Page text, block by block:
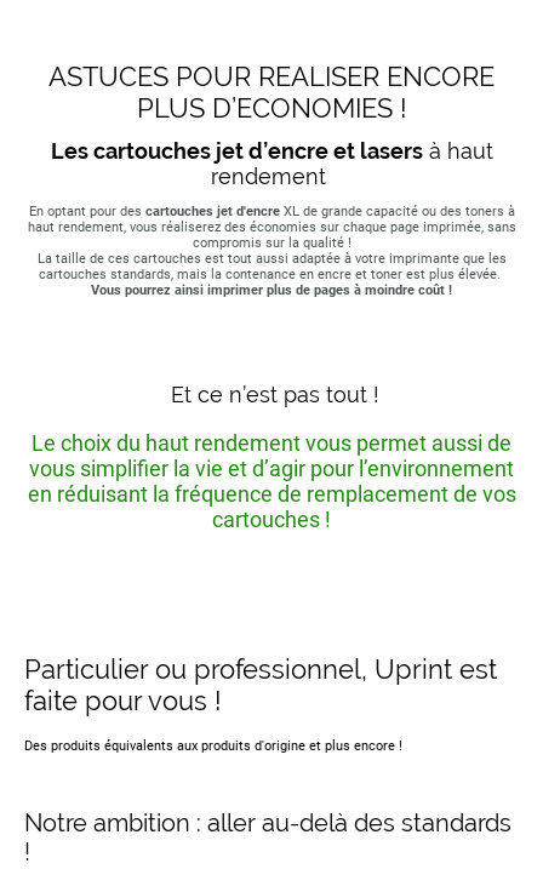
ASTUCES POUR REALISER ENCORE
PLUS D’ECONOMIES !
Les cartouches jet d’encre et lasersà haut
rendement
En optant pour des cartouches jet d'encreXL de grande capacité ou des toners à
haut rendement, vous réaliserez des économies sur chaque page imprimée, sans
compromis sur la qualité !
La taille de ces cartouches est tout aussi adaptée à votre imprimante que les
cartouches standards, mais la contenance en encre et toner est plus élevée.
Vous pourrez ainsi imprimer plus de pages à moindre coût !
Et ce n’est pas tout !
Le choix du haut rendement vous permet aussi de
vous simplifier la vie et d’agir pour l’environnement
en réduisant la fréquence de remplacement de vos
cartouches !
Particulier ou professionnel, Uprint est
faite pour vous !
Des produits équivalents aux produits d'origine et plus encore !
Notre ambition : aller au-delà des standards
!